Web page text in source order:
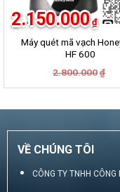
Máy quét mã vạch
HF 600
2.800.000 ₫
là:
2.150.000 ₫
tại
VỀ CHÚNG TÔI
CÔNG TY TNHH CÔNG